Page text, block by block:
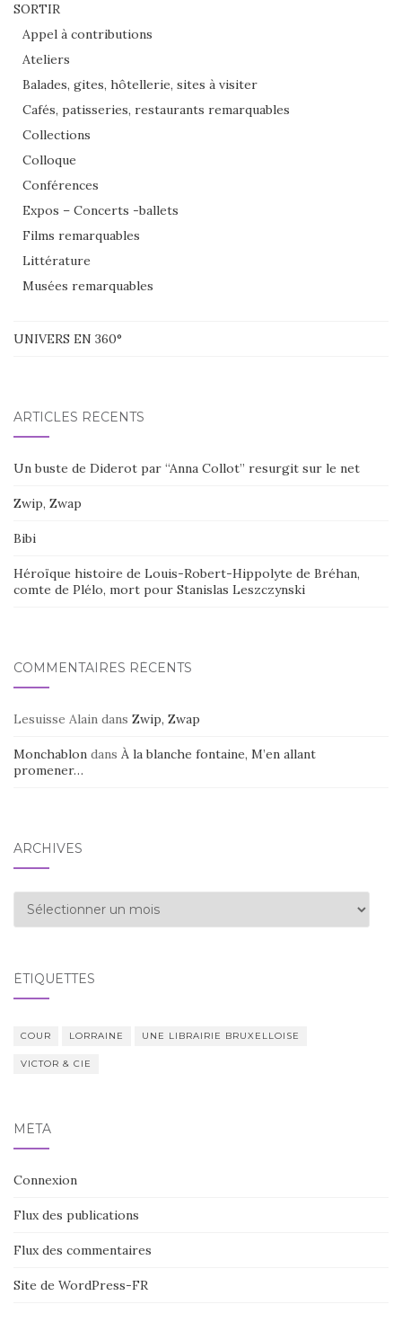
SORTIR
Appel à contributions
Ateliers
Balades, gites, hôtellerie, sites à visiter
Cafés, patisseries, restaurants remarquables
Collections
Colloque
Conférences
Expos – Concerts -ballets
Films remarquables
Littérature
Musées remarquables
UNIVERS EN 360°
ARTICLES RÉCENTS
Un buste de Diderot par “Anna Collot” resurgit sur le net
Zwip, Zwap
Bibi
Héroïque histoire de Louis-Robert-Hippolyte de Bréhan,
comte de Plélo, mort pour Stanislas Leszczynski
COMMENTAIRES RÉCENTS
Lesuisse Alain dans Zwip, Zwap
Monchablon dans À la blanche fontaine, M’en allant
promener…
ARCHIVES
Archives
ÉTIQUETTES
COUR LORRAINE UNE LIBRAIRIE BRUXELLOISE
VICTOR & CIE
MÉTA
Connexion
Flux des publications
Flux des commentaires
Site de WordPress-FR